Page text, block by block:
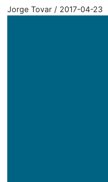
Jorge Tovar / 2017-04-23